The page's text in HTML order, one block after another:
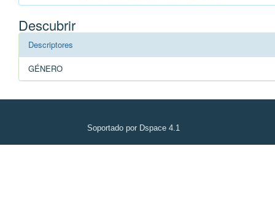
Descubrir
Descriptores
GÉNERO
Soportado por Dspace 4.1